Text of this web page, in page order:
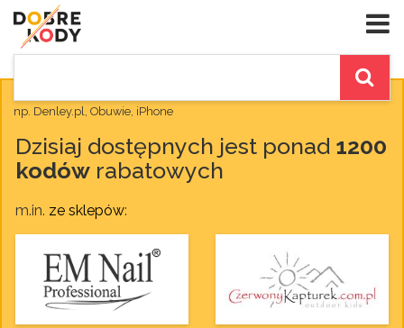
np. Denley.pl, Obuwie, iPhone
Dzisiaj dostępnych jest ponad 1200
kodów rabatowych
m.in. ze sklepów: